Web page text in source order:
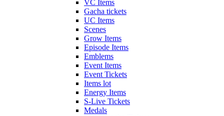
VC Items
Gacha tickets
UC Items
Scenes
Grow Items
Episode Items
Emblems
Event Items
Event Tickets
Items lot
Energy Items
S-Live Tickets
Medals